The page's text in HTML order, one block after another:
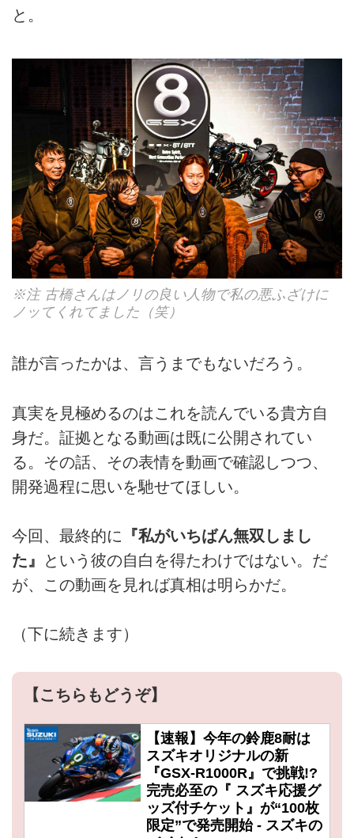
と。
※注 古橋さんはノリの良い人物で私の悪ふざけに
ノッてくれてました（笑）
誰が言ったかは、言うまでもないだろう。
真実を見極めるのはこれを読んでいる貴方自
身だ。証拠となる動画は既に公開されてい
る。その話、その表情を動画で確認しつつ、
開発過程に思いを馳せてほしい。
今回、最終的に 『私がいちばん無双しまし
た』
という彼の自白を得たわけではない。だ
が、この動画を見れば真相は明らかだ。
（下に続きます）
【こちらもどうぞ】
【速報】今年の鈴鹿8耐は
スズキオリジナルの新
『GSX-R1000R』で挑戦!?
完売必至の『 スズキ応援グ
ッズ付チケット』が“100枚
限定”で発売開始 - スズキの